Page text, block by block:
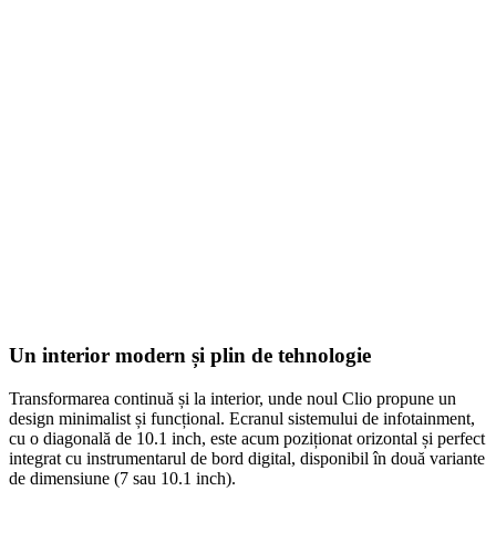
Un interior modern și plin de tehnologie
Transformarea continuă și la interior, unde noul Clio propune un
design minimalist și funcțional. Ecranul sistemului de infotainment,
cu o diagonală de 10.1 inch, este acum poziționat orizontal și perfect
integrat cu instrumentarul de bord digital, disponibil în două variante
de dimensiune (7 sau 10.1 inch).